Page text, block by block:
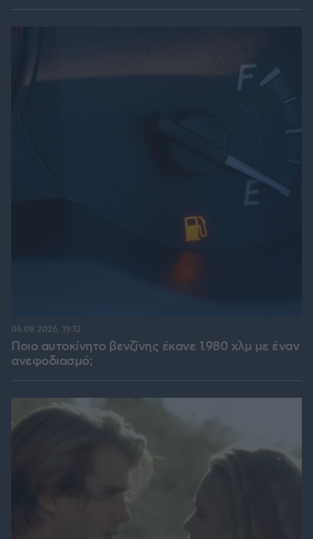
Ποιο αυτοκίνητο βενζίνης έκανε 1.980 χλμ με έναν
ανεφοδιασμό;
06.08.2026, 19:12